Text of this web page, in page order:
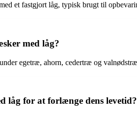
et fastgjort låg, typisk brugt til
med låg?
egetræ, ahorn, cedertræ og
låg for at forlænge dens levetid?